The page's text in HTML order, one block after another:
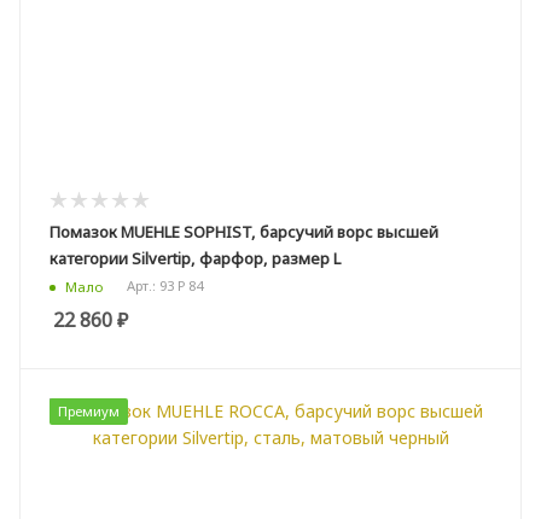
Помазок MUEHLE SOPHIST, барсучий ворс высшей
категории Silvertip, фарфор, размер L
Мало Арт.: 93 P 84
22 860₽
Премиум